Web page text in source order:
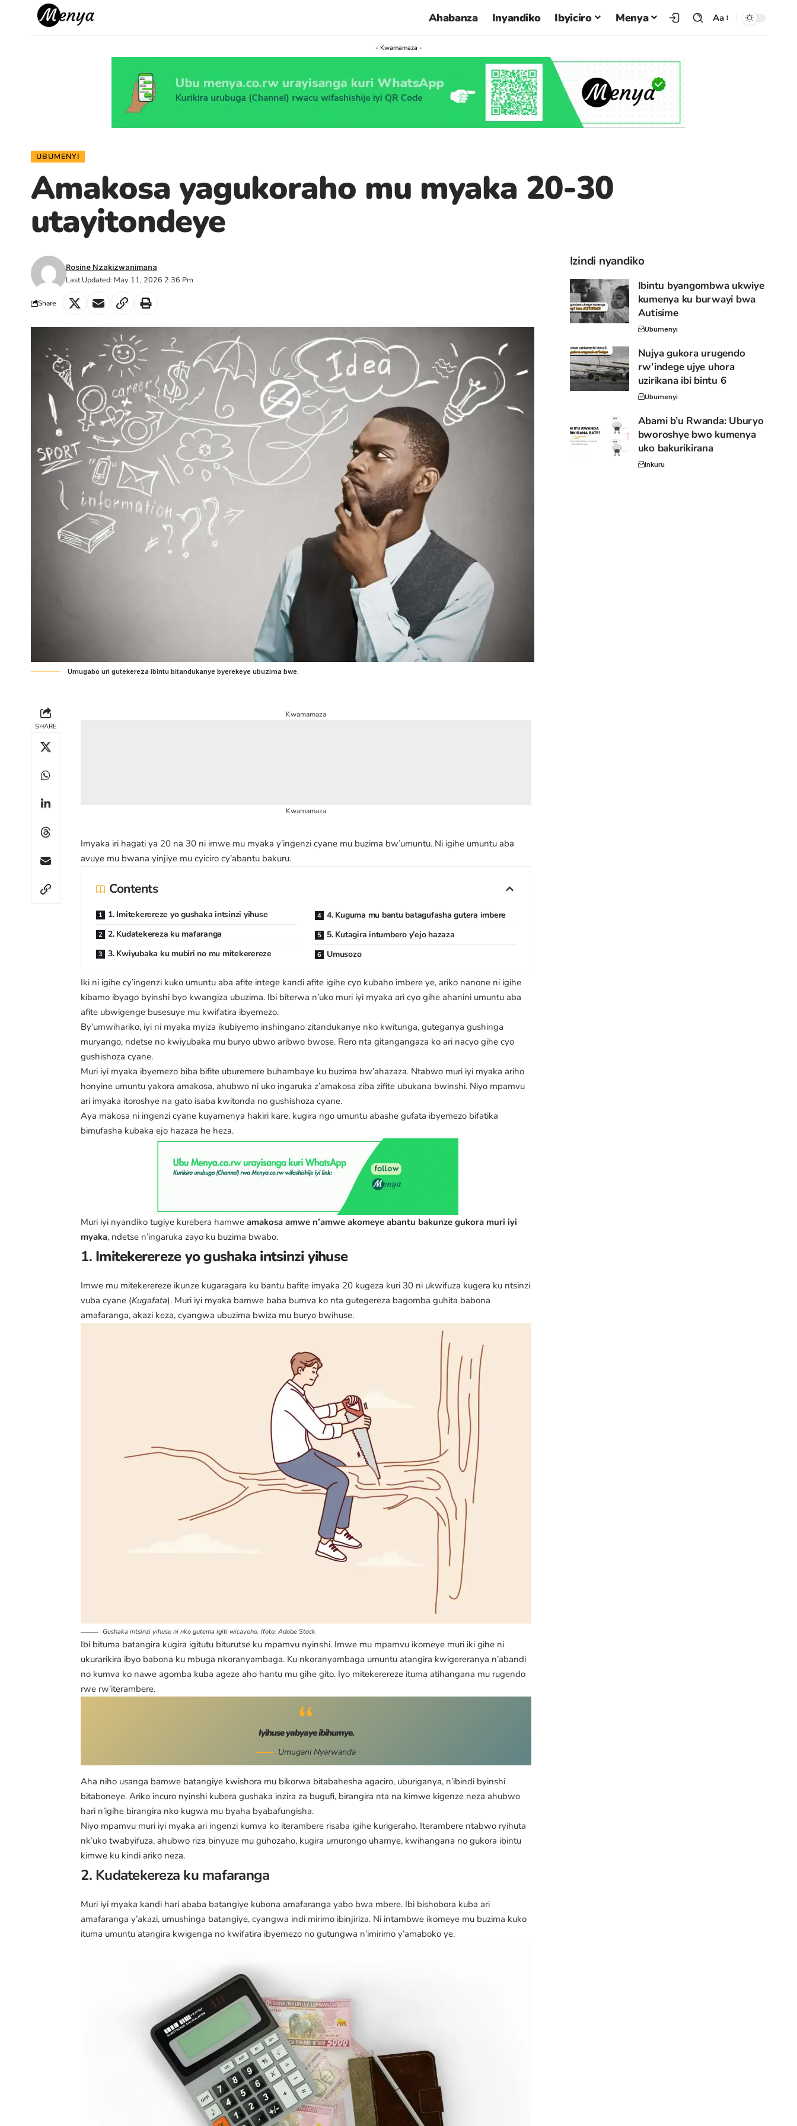
Ahabanza Inyandiko Ibyiciro Menya Aa
- Kwamamaza -
UBUMENYI
Amakosa yagukoraho mu myaka 20-30
utayitondeye
Last Updated: May 11, 2026 2:36 Pm
Rosine Nzakizwanimana
Share
Umugabo uri gutekereza ibintu bitandukanye byerekeye ubuzima bwe.
SHARE
Kwamamaza
Kwamamaza
Imyaka iri hagati ya 20 na 30 ni imwe mu myaka y’ingenzi cyane mu buzima bw’umuntu. Ni igihe umuntu aba
avuye mu bwana yinjiye mu cyiciro cy’abantu bakuru.
Contents
1. Imitekerereze yo gushaka intsinzi yihuse
2. Kudatekereza ku mafaranga
3. Kwiyubaka ku mubiri no mu mitekerereze
4. Kuguma mu bantu batagufasha gutera imbere
5. Kutagira intumbero y’ejo hazaza
Umusozo
Iki ni igihe cy’ingenzi kuko umuntu aba afite intege kandi afite igihe cyo kubaho imbere ye, ariko nanone ni igihe
kibamo ibyago byinshi byo kwangiza ubuzima. Ibi biterwa n’uko muri iyi myaka ari cyo gihe ahanini umuntu aba
afite ubwigenge busesuye mu kwifatira ibyemezo.
By’umwihariko, iyi ni myaka myiza ikubiyemo inshingano zitandukanye nko kwitunga,guteganya gushinga
muryango, ndetse no kwiyubaka mu buryo ubwo aribwo bwose. Rero nta gitangangaza ko ari nacyo gihe cyo
gushishoza cyane.
Muri iyi myaka ibyemezo biba bifite uburemere buhambaye ku buzima bw’ahazaza. Ntabwo muri iyi myaka ariho
honyine umuntu yakora amakosa, ahubwo ni uko ingaruka z’amakosa ziba zifite ubukana bwinshi. Niyo mpamvu
ari imyaka itoroshye na gato isaba kwitonda no gushishoza cyane.
Aya makosa ni ingenzi cyane kuyamenya hakiri kare, kugira ngo umuntu abashe gufata ibyemezo bifatika
bimufasha kubaka ejo hazaza he heza.
Muri iyi nyandiko tugiye kurebera hamweamakosa amwe n’amwe akomeye abantu bakunze gukora muri iyi
myaka, ndetse n’ingaruka zayo ku buzima bwabo.
1. Imitekerereze yo gushaka intsinzi yihuse
Imwe mu mitekerereze ikunze kugaragara ku bantu bafite imyaka 20 kugeza kuri 30 ni ukwifuza kugera ku ntsinzi
vuba cyane (Kugafata). Muri iyi myaka bamwe baba bumva ko nta gutegereza bagomba guhita babona
amafaranga, akazi keza, cyangwa ubuzima bwiza mu buryo bwihuse.
Gushaka intsinzi yihuse ni nko gutema igiti wicayeho. Ifoto: Adobe Stock
Ibi bituma batangira kugira igitutu biturutse ku mpamvu nyinshi. Imwe mu mpamvu ikomeye muri iki gihe ni
ukurarikira ibyo babona ku mbuga nkoranyambaga. Ku nkoranyambaga umuntu atangira kwigereranya n’abandi
no kumva ko nawe agomba kuba ageze aho hantu mu gihe gito. Iyo mitekerereze ituma atihangana mu rugendo
rwe rw’iterambere.
Iyihuse yabyaye ibihumye.
Umugani Nyarwanda
Aha niho usanga bamwe batangiye kwishora mu bikorwa bitabahesha agaciro, uburiganya, n’ibindi byinshi
bitaboneye. Ariko incuro nyinshi kubera gushaka inzira za bugufi, birangira nta na kimwe kigenze neza ahubwo
hari n’igihe birangira nko kugwa mu byaha byabafungisha.
Niyo mpamvu muri iyi myaka ari ingenzi kumva ko iterambere risaba igihe kurigeraho. Iterambere ntabwo ryihuta
nk’uko twabyifuza, ahubwo riza binyuze mu guhozaho, kugira umurongo uhamye, kwihangana no gukora ibintu
kimwe ku kindi ariko neza.
2. Kudatekereza ku mafaranga
Muri iyi myaka kandi hari ababa batangiye kubona amafaranga yabo bwa mbere. Ibi bishobora kuba ari
amafaranga y’akazi, umushinga batangiye, cyangwa indi mirimo ibinjiriza. Ni intambwe ikomeye mu buzima kuko
ituma umuntu atangira kwigenga no kwifatira ibyemezo no gutungwa n’imirimo y’amaboko ye.
Izindi nyandiko
Ibintu byangombwa ukwiye
kumenya ku burwayi bwa
Autisime
Ubumenyi
Nujya gukora urugendo
rw’indege ujye uhora
uzirikana ibi bintu 6
Ubumenyi
Abami b’u Rwanda: Uburyo
bworoshye bwo kumenya
uko bakurikirana
Inkuru